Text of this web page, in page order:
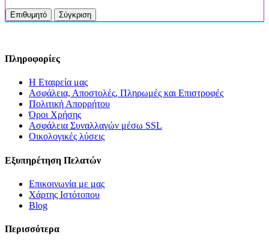
Επιθυμητό Σύγκριση
Πληροφορίες
Η Εταιρεία μας
Ασφάλεια, Αποστολές, Πληρωμές και Επιστροφές
Πολιτική Απορρήτου
Όροι Χρήσης
Ασφάλεια Συναλλαγών μέσω SSL
Οικολογικές λύσεις
Εξυπηρέτηση Πελατών
Επικοινωνία με μας
Χάρτης Ιστότοπου
Blog
Περισσότερα